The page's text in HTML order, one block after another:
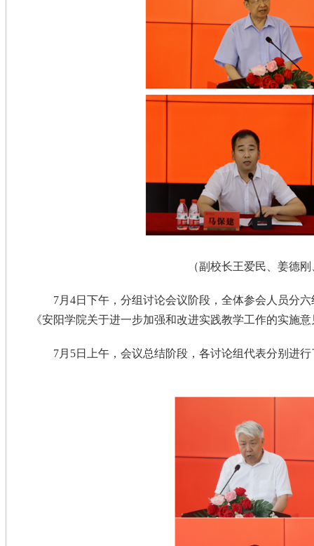
（副校长王爱民、姜德
7月4日下午，分组讨论会议阶段，全体参会人员分
《安阳学院关于进一步加强和改进实践教学工作
7月5日上午，会议总结阶段，各讨论组代表分别进